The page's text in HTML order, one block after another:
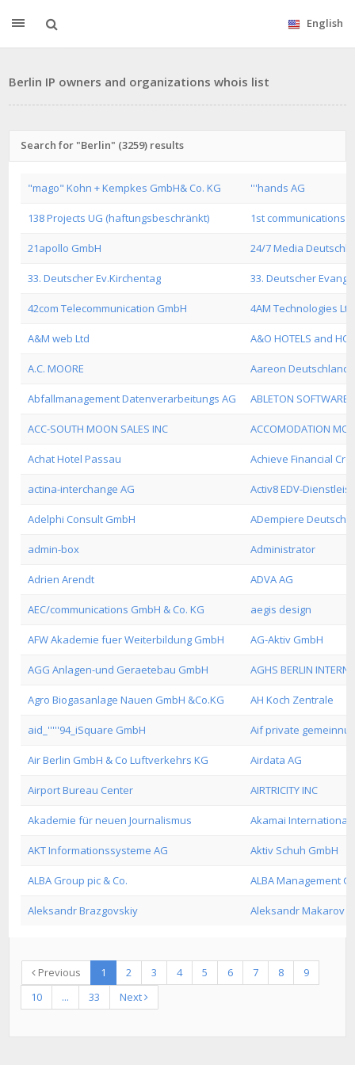
English
Berlin IP owners and organizations whois list
Search for "Berlin" (3259) results
"mago" Kohn + Kempkes GmbH& Co. KG '''hands AG
138 Projects UG (haftungsbeschränkt) 1st communications
21apollo GmbH 24/7 Media
33. Deutscher Ev.Kirchentag 33. Deutscher
42com Telecommunication GmbH 4AM Technologies
A&M web Ltd A&O HOTELS and
A.C. MOORE Aareon Deutschland
Abfallmanagement Datenverarbeitungs AG ABLETON SOFTWARE
ACC-SOUTH MOON SALES INC ACCOMODATION
Achat Hotel Passau Achieve Financial
actina-interchange AG Activ8 EDV-
Adelphi Consult GmbH ADempiere
admin-box Administrator
Adrien Arendt ADVA AG
AEC/communications GmbH & Co. KG aegis design
AFW Akademie fuer Weiterbildung GmbH AG-Aktiv GmbH
AGG Anlagen-und Geraetebau GmbH AGHS BERLIN
Agro Biogasanlage Nauen GmbH &Co.KG AH Koch Zentrale
aid_'''''94_iSquare GmbH Aif private
Air Berlin GmbH & Co Luftverkehrs KG Airdata AG
Airport Bureau Center AIRTRICITY INC
Akademie für neuen Journalismus Akamai International
AKT Informationssysteme AG Aktiv Schuh GmbH
ALBA Group pic & Co. ALBA Management
Aleksandr Brazgovskiy Aleksandr Makarov
Previous 1 2 3 4 5 6 7 8
9
10
... 33 Next